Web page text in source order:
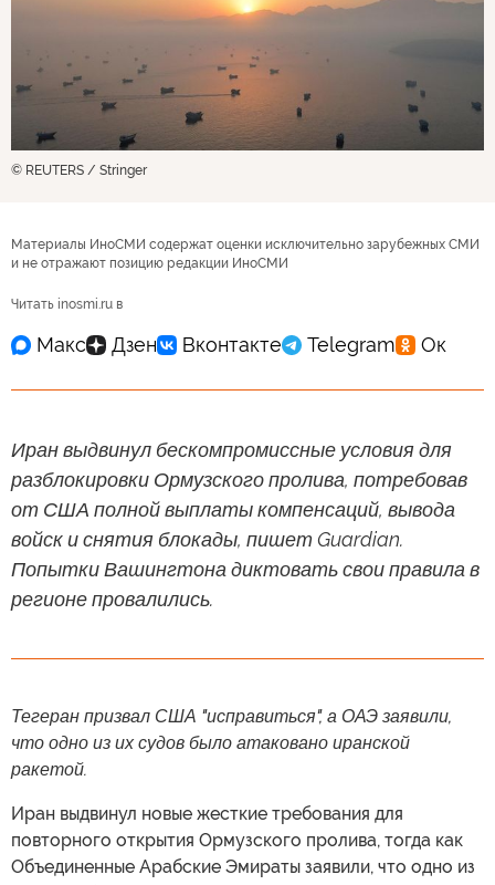
© REUTERS / Stringer
Материалы ИноСМИ содержат оценки исключительно зарубежных СМИ
и не отражают позицию редакции ИноСМИ
Читать inosmi.ru в
Иран выдвинул бескомпромиссные условия для
разблокировки Ормузского пролива, потребовав
от США полной выплаты компенсаций, вывода
войск и снятия блокады, пишет Guardian.
Попытки Вашингтона диктовать свои правила в
регионе провалились.
Тегеран призвал США "исправиться", а ОАЭ заявили,
что одно из их судов было атаковано иранской
ракетой.
Иран выдвинул новые жесткие требования для
повторного открытия Ормузского пролива, тогда как
Объединенные Арабские Эмираты заявили, что одно из